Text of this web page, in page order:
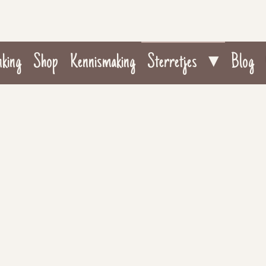
Shop Kennismaking Sterretjes Blog